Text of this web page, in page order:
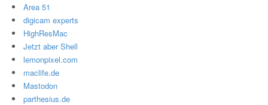
Area 51
digicam experts
HighResMac
Jetzt aber Shell
lemonpixel.com
maclife.de
Mastodon
parthesius.de